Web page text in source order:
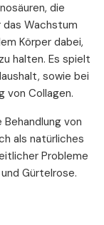
die
Wachstum
Körper dabei,
halten. Es spielt
sowie bei
von Collagen.
von
als natürliches
Probleme
Gürtelrose.